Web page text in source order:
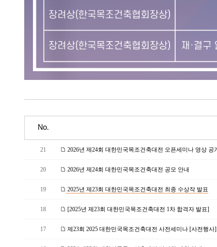
No.
21 2026년 제24회 대한민국목조건축대전 오픈세미나 영상 공
20 2026년 제24회 대한민국목조건축대전 공모 안내
19 2025년 제23회 대한민국목조건축대전 최종 수상작 발표
18 [2025년 제23회 대한민국목조건축대전 1차 합격자 발표]
17 제23회 2025 대한민국목조건축대전 사전세미나 [사전행사]